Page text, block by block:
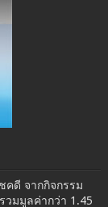
คดี จากกิจกรรม
วมมูลค่ากว่า 1.45